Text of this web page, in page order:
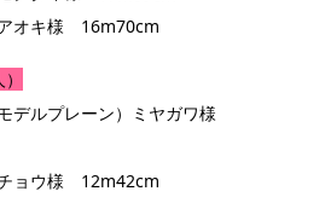
オキ様 16m70cm
デルプレーン）ミヤガワ様
ョウ様 12m42cm